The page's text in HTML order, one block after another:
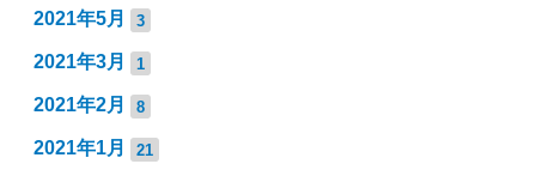
2021年5月 3
2021年3月 1
2021年2月 8
2021年1月 21